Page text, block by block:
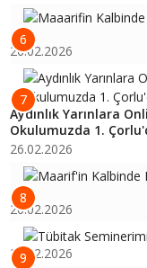
6
26.02.2026
7
Aydınlık Yarınlara
Okulumuzda 1.
26.02.2026
8
26.02.2026
9
26.02.2026